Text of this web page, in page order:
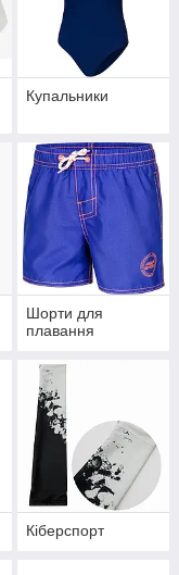
Купальники
Шорти для
плавання
Кіберспорт